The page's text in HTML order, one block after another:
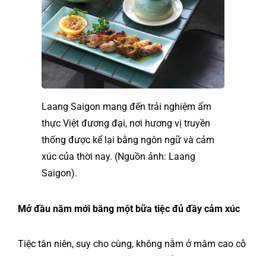
Laang Saigon mang đến trải nghiệm ẩm
thực Việt đương đại, nơi hương vị truyền
thống được kể lại bằng ngôn ngữ và cảm
xúc của thời nay. (Nguồn ảnh: Laang
Saigon).
Mở đầu năm mới bằng một bữa tiệc đủ đầy cảm xúc
Tiệc tân niên, suy cho cùng, không nằm ở mâm cao cỗ